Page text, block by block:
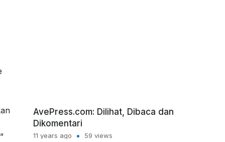
AvePress.com: Dilihat, Dibaca dan
Dikomentari
11 years ago 59 views